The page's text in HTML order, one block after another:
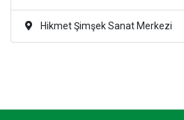
Hikmet Şimşek Sanat Merkezi